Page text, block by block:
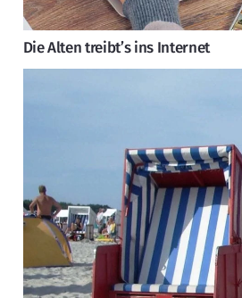
Die Alten treibt’s ins Internet